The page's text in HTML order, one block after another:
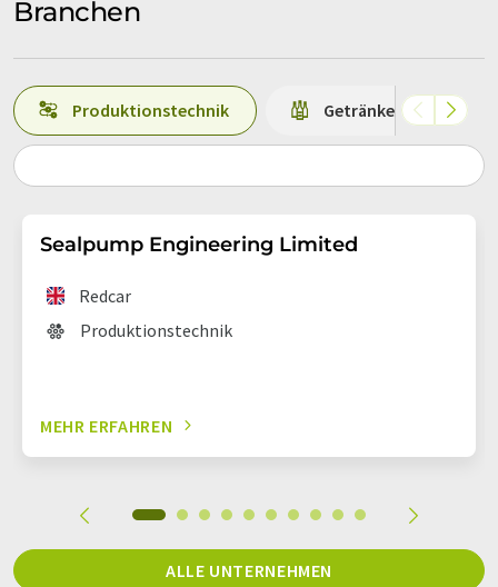
Branchen
Produktionstechnik Getränke
Sealpump Engineering Limited
Redcar
Produktionstechnik
MEHR ERFAHREN
ALLE UNTERNEHMEN